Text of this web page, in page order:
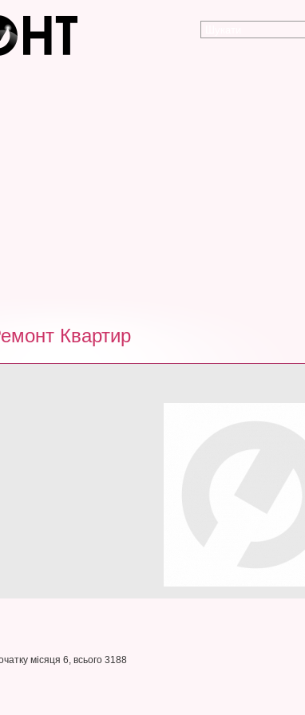
Квартир
місяця 6, всього 3188